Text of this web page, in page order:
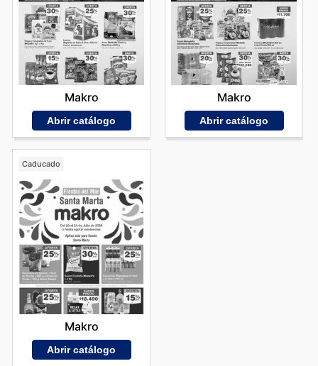
Makro
Abrir catálogo
Makro
Abrir catálogo
Caducado
Makro
Abrir catálogo